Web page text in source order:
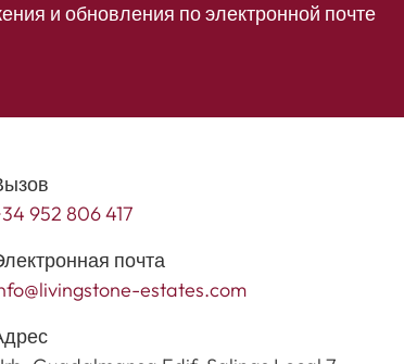
и обновления по электронной почте
952 806 417
почта
estates.com